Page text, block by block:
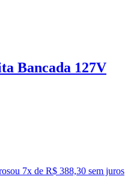
Bancada 127V
ou 7x de R$ 388,30 sem juros